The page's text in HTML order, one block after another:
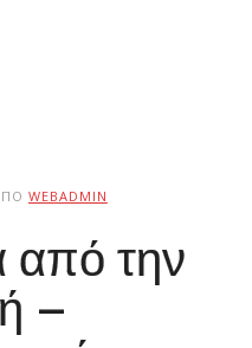
WEBADMIN
από την
–